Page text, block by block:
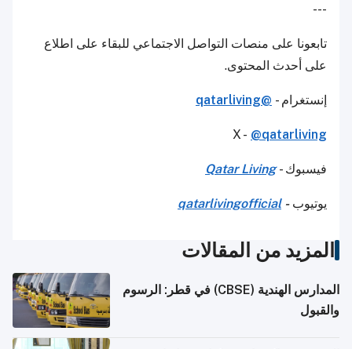
---
تابعونا على منصات التواصل الاجتماعي للبقاء على اطلاع
على أحدث المحتوى.
إنستغرام - @qatarliving
X - @qatarliving
فيسبوك -Qatar Living
يوتيوب-
qatarlivingofficial
المزيد من المقالات
المدارس الهندية (CBSE) في قطر: الرسوم
والقبول